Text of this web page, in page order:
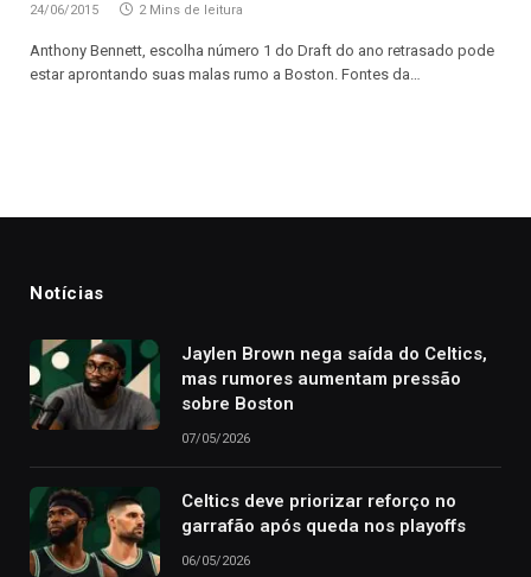
24/06/2015 2 Mins de leitura
Anthony Bennett, escolha número 1 do Draft do ano retrasado pode
estar aprontando suas malas rumo a Boston. Fontes da…
Notícias
Jaylen Brown nega saída do Celtics,
mas rumores aumentam pressão
sobre Boston
07/05/2026
Celtics deve priorizar reforço no
garrafão após queda nos playoffs
06/05/2026